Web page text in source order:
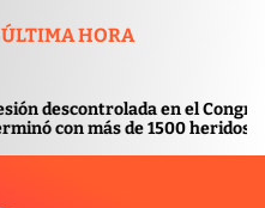
HORA
el Congreso
heridos